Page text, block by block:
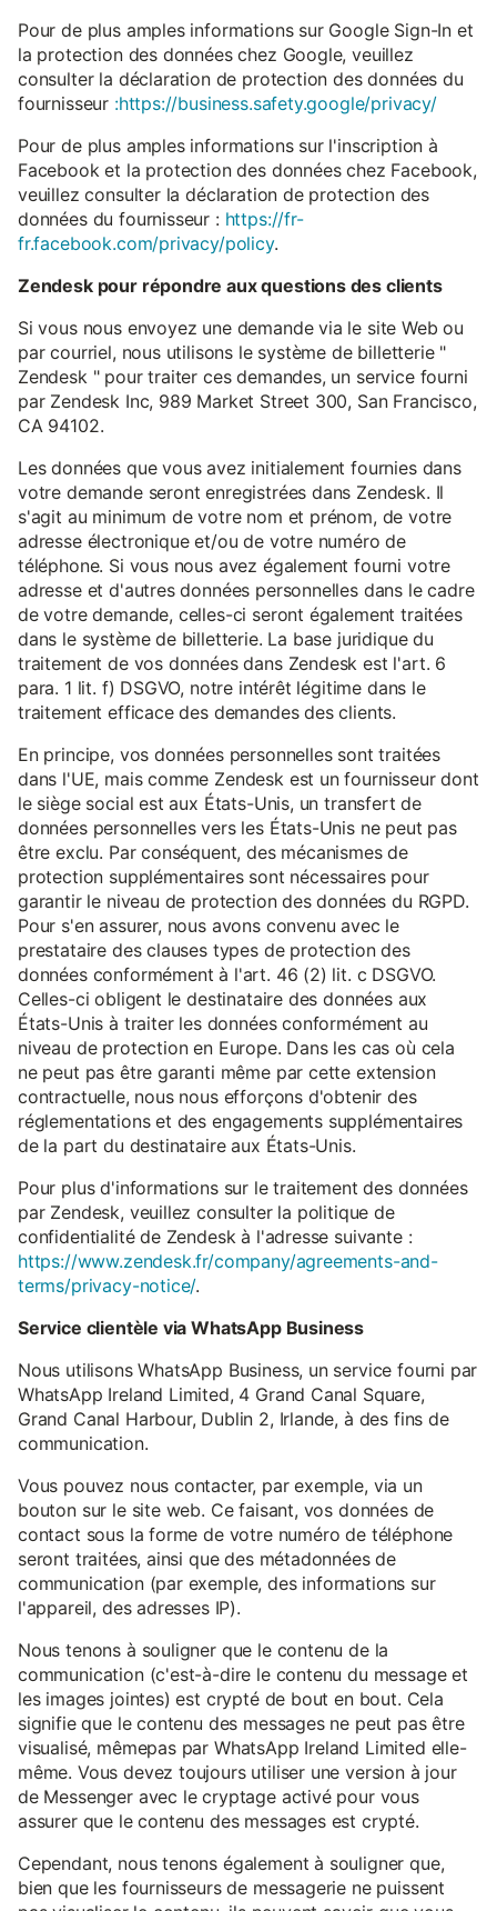
Pour de plus amples informations sur Google Sign-In et
la protection des données chez Google, veuillez
consulter la déclaration de protection des données du
fournisseur :https://business.safety.google/privacy/
Pour de plus amples informations sur l'inscription à
Facebook et la protection des données chez Facebook,
veuillez consulter la déclaration de protection des
données du fournisseur : https://fr-
fr.facebook.com/privacy/policy.
Zendesk pour répondre aux questions des clients
Si vous nous envoyez une demande via le site Web ou
par courriel, nous utilisons le système de billetterie "
Zendesk " pour traiter ces demandes, un service fourni
par Zendesk Inc, 989 Market Street 300, San Francisco,
CA 94102.
Les données que vous avez initialement fournies dans
votre demande seront enregistrées dans Zendesk. Il
s'agit au minimum de votre nom et prénom, de votre
adresse électronique et/ou de votre numéro de
téléphone. Si vous nous avez également fourni votre
adresse et d'autres données personnelles dans le cadre
de votre demande, celles-ci seront également traitées
dans le système de billetterie. La base juridique du
traitement de vos données dans Zendesk est l'art. 6
para. 1 lit. f) DSGVO, notre intérêt légitime dans le
traitement efficace des demandes des clients.
En principe, vos données personnelles sont traitées
dans l'UE, mais comme Zendesk est un fournisseur dont
le siège social est aux États-Unis, un transfert de
données personnelles vers les États-Unis ne peut pas
être exclu. Par conséquent, des mécanismes de
protection supplémentaires sont nécessaires pour
garantir le niveau de protection des données du RGPD.
Pour s'en assurer, nous avons convenu avec le
prestataire des clauses types de protection des
données conformément à l'art. 46 (2) lit. c DSGVO.
Celles-ci obligent le destinataire des données aux
États-Unis à traiter les données conformément au
niveau de protection en Europe. Dans les cas où cela
ne peut pas être garanti même par cette extension
contractuelle, nous nous efforçons d'obtenir des
réglementations et des engagements supplémentaires
de la part du destinataire aux États-Unis.
Pour plus d'informations sur le traitement des données
par Zendesk, veuillez consulter la politique de
confidentialité de Zendesk à l'adresse suivante :
https://www.zendesk.fr/company/agreements-and-
terms/privacy-notice/.
Service clientèle via WhatsApp Business
Nous utilisons WhatsApp Business, un service fourni par
WhatsApp Ireland Limited, 4 Grand Canal Square,
Grand Canal Harbour, Dublin 2, Irlande, à des fins de
communication.
Vous pouvez nous contacter, par exemple, via un
bouton sur le site web. Ce faisant, vos données de
contact sous la forme de votre numéro de téléphone
seront traitées, ainsi que des métadonnées de
communication (par exemple, des informations sur
l'appareil, des adresses IP).
Nous tenons à souligner que le contenu de la
communication (c'est-à-dire le contenu du message et
les images jointes) est crypté de bout en bout. Cela
signifie que le contenu des messages ne peut pas être
visualisé, mêmepas par WhatsApp Ireland Limited elle-
même. Vous devez toujours utiliser une version à jour
de Messenger avec le cryptage activé pour vous
assurer que le contenu des messages est crypté.
Cependant, nous tenons également à souligner que,
bien que les fournisseurs de messagerie ne puissent